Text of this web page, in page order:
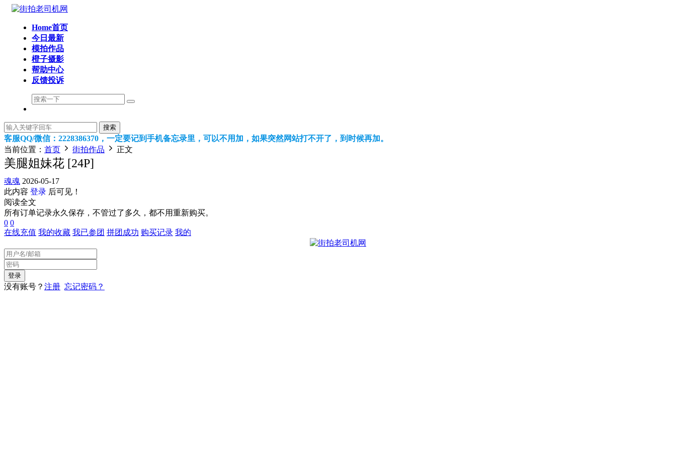
Home首页
今日最新
模拍作品
橙子摄影
帮助中心
反馈投诉
搜索
客服QQ/微信：2228386370，一定要记到手机备忘录里，可以不用加，如果突然网站打不开了，到时候再加。
当前位置： 首页 街拍作品 正文
美腿姐妹花 [24P]
魂魂 2026-05-17
此内容 登录 后可见！
阅读全文
所有订单记录永久保存，不管过了多久，都不用重新购买。
0 0
在线充值 我的收藏 我已参团 拼团成功 购买记录 我的
没有账号？ 注册 忘记密码？